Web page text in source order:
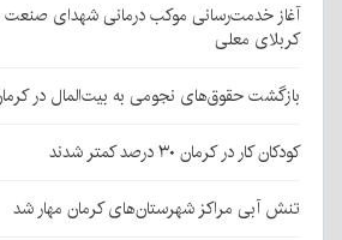
آغاز خدمت‌رسانی موکب درمانی شهدای صنعت
کربلای معلی
بازگشت حقوق‌های نجومی به بیت‌المال در
کودکان کار در کرمان ۳۰ درصد کمتر شدند
تنش آبی مراکز شهرستان‌های کرمان مهار شد